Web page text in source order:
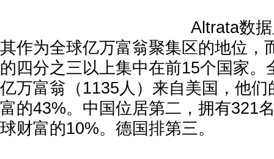
Altrata数
其作为全球亿万富翁聚集区的地位，
的四分之三以上集中在前15个国家。
亿万富翁（1135人）来自美国，他
富的43%。中国位居第二，拥有321
球财富的10%。德国排第三。